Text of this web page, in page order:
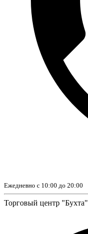
Ежедневно с 10:00 до 20:00
Торговый центр "Бухта"